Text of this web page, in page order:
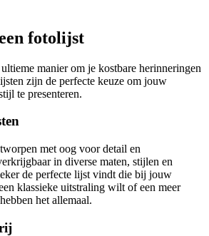
fotolijst
manier om je kostbare herinneringen
zijn de perfecte keuze om jouw
te presenteren.
met oog voor detail en
in diverse maten, stijlen en
de perfecte lijst vindt die bij jouw
klassieke uitstraling wilt of een meer
het allemaal.